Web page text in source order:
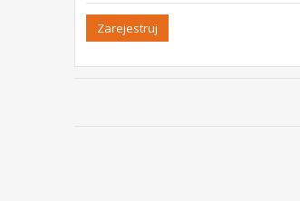
Zarejestruj